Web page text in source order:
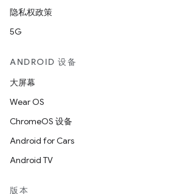
隐私权政策
5G
ANDROID 设备
大屏幕
Wear OS
ChromeOS 设备
Android for Cars
Android TV
版本